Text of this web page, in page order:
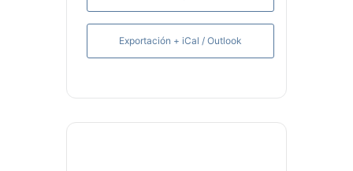
Exportación + iCal / Outlook